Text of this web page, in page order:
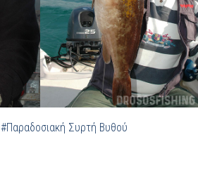
#Παραδοσιακή Συρτή Βυθού